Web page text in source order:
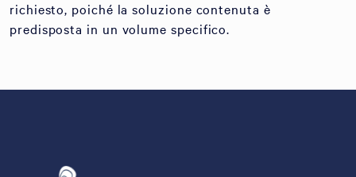
richiesto, poiché la soluzione contenuta è
predisposta in un volume specifico.